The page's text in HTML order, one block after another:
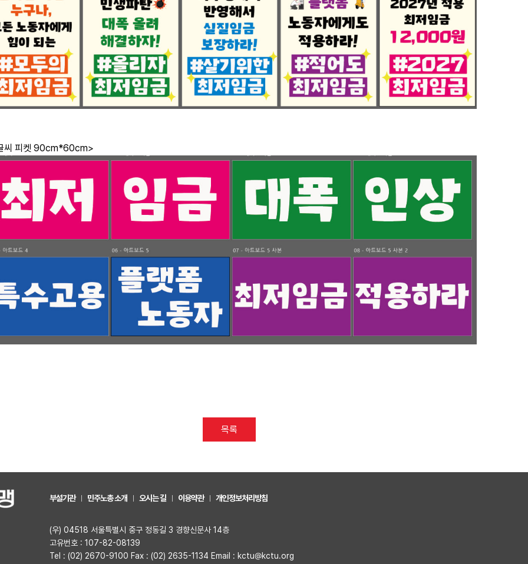
씨 피켓 90cm*60cm>
목록
부설기관 민주노총 소개 오시는 길 이용약관 개인정보처리방침
(우) 04518 서울특별시 중구 정동길 3 경향신문사 14층
고유번호 : 107-82-08139
Tel : (02) 2670-9100 Fax : (02) 2635-1134 Email : kctu@kctu.org